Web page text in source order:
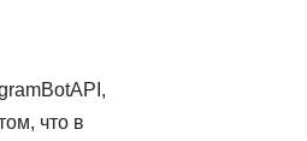
что в